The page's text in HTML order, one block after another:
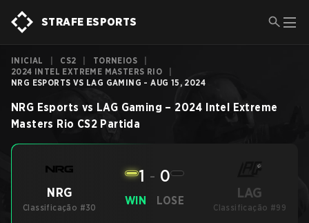
STRAFE ESPORTS
INICIAL CS2 TORNEIOS
2024 INTEL EXTREME MASTERS RIO
NRG ESPORTS VS LAG GAMING - AUG 15, 2024
NRG Esports vs LAG Gaming – 2024 Intel Extreme
Masters Rio CS2 Partida
NRG
Classificação #30
WIN
1 - 0
LOSE LAG
Classificação #99